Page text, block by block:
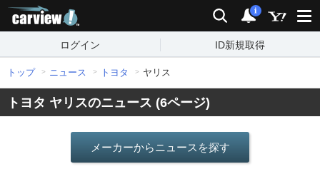
検索 通知
i
ログイン ID新規取得
トップ ニュース トヨタ ヤリス
トヨタ ヤリスのニュース (6ページ)
メーカーからニュースを探す